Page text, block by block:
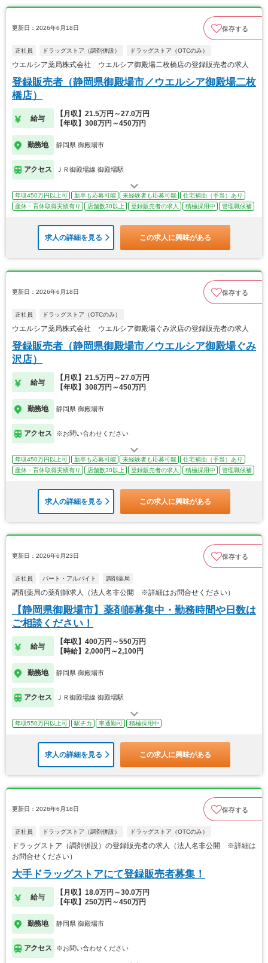
更新日：2026年6月18日 保存する
正社員 ドラッグストア（調剤併設） ドラッグストア（OTCのみ）
ウエルシア薬局株式会社 ウエルシア御殿場二枚橋店の登録販売者の求人
登録販売者（静岡県御殿場市／ウエルシア御殿場二枚
橋店）
給与
【月収】21.5万円～27.0万円
【年収】308万円～450万円
勤務地 静岡県 御殿場市
アクセス ＪＲ御殿場線 御殿場駅
年収450万円以上可 新卒も応募可能 未経験者も応募可能
住宅補助（手当）あり
産休・育休取得実績有り
店舗数30以上 登録販売者の求人 積極採用中 管理職候補
求人の詳細を見る この求人に興味がある
更新日：2026年6月18日 保存する
正社員 ドラッグストア（OTCのみ）
ウエルシア薬局株式会社 ウエルシア御殿場ぐみ沢店の登録販売者の求人
登録販売者（静岡県御殿場市／ウエルシア御殿場ぐみ
沢店）
給与
【月収】21.5万円～27.0万円
【年収】308万円～450万円
勤務地 静岡県 御殿場市
アクセス ※お問い合わせください
年収450万円以上可 新卒も応募可能 未経験者も応募可能
住宅補助（手当）あり
産休・育休取得実績有り
店舗数30以上 登録販売者の求人 積極採用中 管理職候補
求人の詳細を見る この求人に興味がある
更新日：2026年6月23日 保存する
正社員 パート・アルバイト 調剤薬局
調剤薬局の薬剤師求人（法人名非公開 ※詳細はお問合せください）
【静岡県御殿場市】薬剤師募集中・勤務時間や日数は
ご相談ください！
給与
【年収】400万円～550万円
【時給】2,000円～2,100円
勤務地 静岡県 御殿場市
アクセス ＪＲ御殿場線 御殿場駅
年収550万円以上可 駅チカ 車通勤可 積極採用中
求人の詳細を見る この求人に興味がある
更新日：2026年6月18日 保存する
正社員 ドラッグストア（調剤併設） ドラッグストア（OTCのみ）
ドラッグストア（調剤併設）の登録販売者の求人（法人名非公開 ※詳細は
お問合せください）
大手ドラッグストアにて登録販売者募集！
給与
【月収】18.0万円～30.0万円
【年収】250万円～450万円
勤務地 静岡県 御殿場市
アクセス ※お問い合わせください